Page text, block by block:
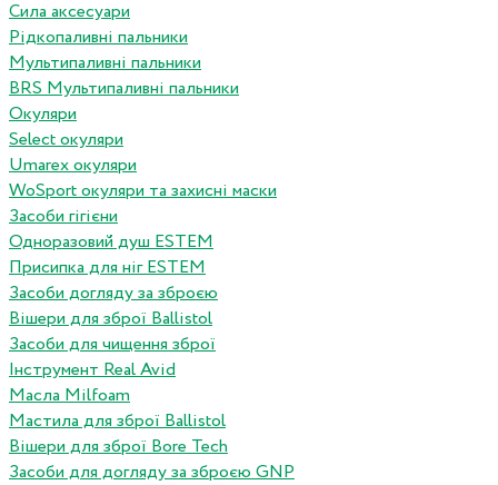
Сила аксесуари
Рідкопаливні пальники
Мультипаливні пальники
BRS Мультипаливні пальники
Окуляри
Select окуляри
Umarex окуляри
WoSport окуляри та захисні маски
Засоби гігієни
Одноразовий душ ESTEM
Присипка для ніг ESTEM
Засоби догляду за зброєю
Вішери для зброї Ballistol
Засоби для чищення зброї
Інструмент Real Avid
Масла Milfoam
Мастила для зброї Ballistol
Вішери для зброї Bore Tech
Засоби для догляду за зброєю GNP